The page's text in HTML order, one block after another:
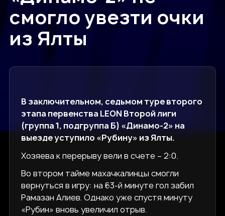
смогло увезти очки
из Ялты
В заключительном, седьмом туре второго
этапа первенства LEON Второй лиги
(группа 1, подгруппа Б) «Динамо-2» на
выезде уступило «Рубину» из Ялты.
Хозяева к перерыву вели в счете – 2:0.
Во втором тайме махачкалинцы смогли
вернуться в игру: на 63-й минуте гол забил
Рамазан Алиев. Однако уже спустя минуту
«Рубин» вновь увеличил отрыв.